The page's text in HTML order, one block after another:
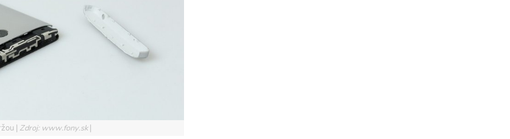
Zdroj: www.fony.sk